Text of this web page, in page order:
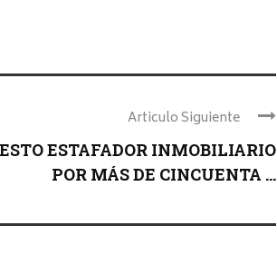
Articulo Siguiente
ESTAFADOR INMOBILIARIO
POR MÁS DE CINCUENTA ...